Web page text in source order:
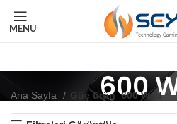
MENU
600
Ana Sayfa Güç ürün 600 Watt